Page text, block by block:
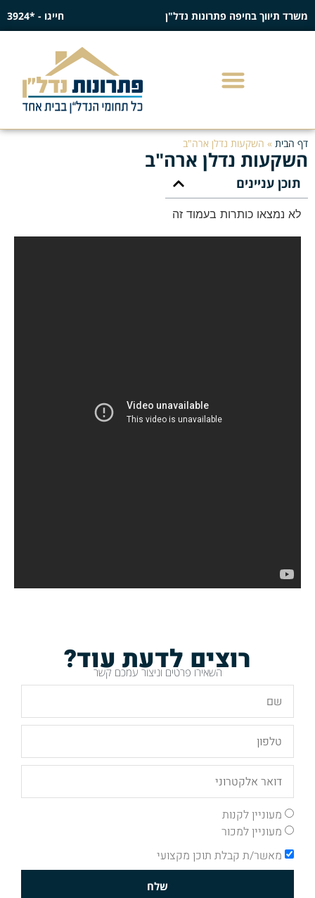
משרד תיווך בחיפה פתרונות נדל"ן חייגו - *3924
דף הבית » השקעות נדלן ארה"ב
השקעות נדלן ארה"ב
תוכן עניינים
לא נמצאו כותרות בעמוד זה
רוצים לדעת עוד?
השאירו פרטים וניצור עמכם קשר
מעוניין לקנות
מעוניין למכור
מאשר/ת קבלת תוכן מקצועי
שלח